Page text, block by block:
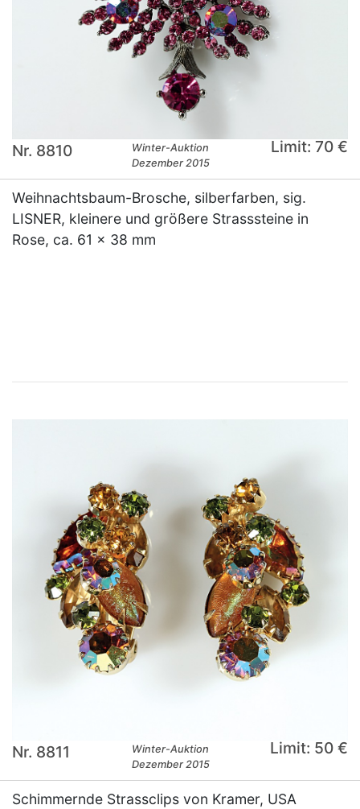
Nr. 8810
Winter-Auktion
Dezember 2015
Limit: 70 €
Weihnachtsbaum-Brosche, silberfarben, sig.
LISNER, kleinere und größere Strasssteine in
Rose, ca. 61 x 38 mm
Nr. 8811
Winter-Auktion
Dezember 2015
Limit: 50 €
Schimmernde Strassclips von Kramer, USA